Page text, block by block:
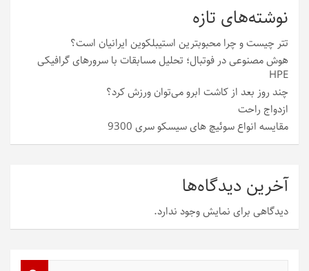
نوشته‌های تازه
تتر چیست و چرا محبوبترین استیبلکوین ایرانیان است؟
هوش مصنوعی در فوتبال؛ تحلیل مسابقات با سرورهای گرافیکی
HPE
چند روز بعد از کاشت ابرو می‌توان ورزش کرد؟
ازدواج راحت
مقایسه انواع سوئیچ های سیسکو سری 9300
آخرین دیدگاه‌ها
دیدگاهی برای نمایش وجود ندارد.